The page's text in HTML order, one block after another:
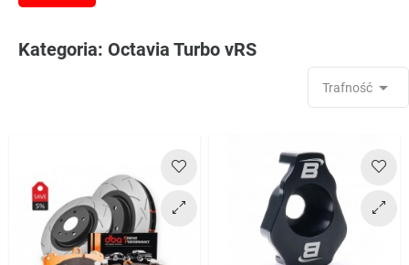
Kategoria: Octavia Turbo vRS
Trafność 